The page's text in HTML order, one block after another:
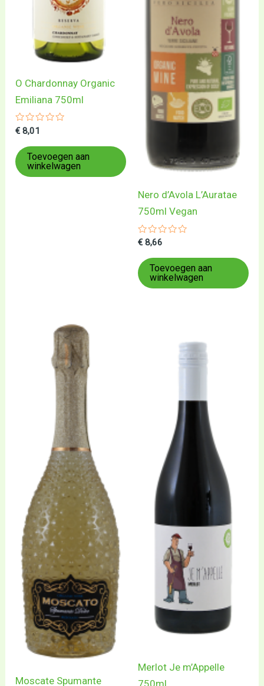
O Chardonnay Organic
Emiliana 750ml
Gewaardeerd
uit
5
€ 8,01
Toevoegen aan
winkelwagen
Nero d’Avola L’Auratae
750ml Vegan
Gewaardeerd
uit
5
€ 8,66
Toevoegen aan
winkelwagen
Moscate Spumante
Merlot Je m’Appelle
750ml